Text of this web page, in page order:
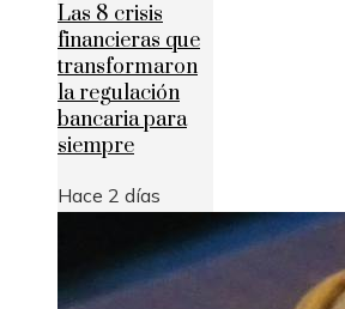
Las 8 crisis
financieras que
transformaron
la regulación
bancaria para
siempre
Hace 2 días